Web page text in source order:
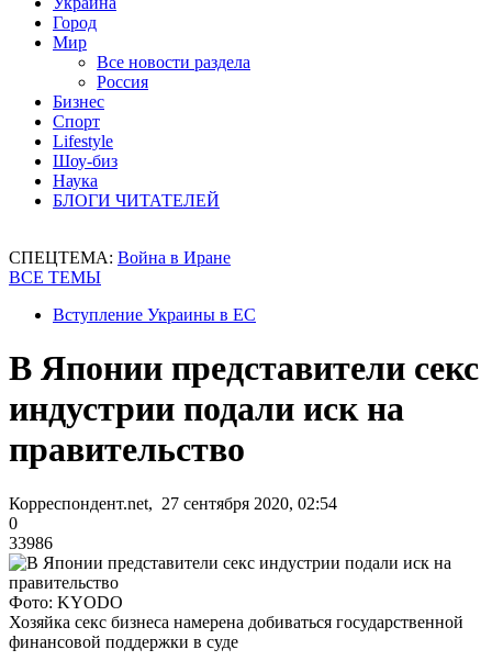
Город
Мир
Все новости раздела
Россия
Бизнес
Спорт
Lifestyle
Шоу-биз
Наука
БЛОГИ ЧИТАТЕЛЕЙ
СПЕЦТЕМА: Война в Иране
ВСЕ ТЕМЫ
Вступление Украины в ЕС
В Японии представители секс
индустрии подали иск на
правительство
Корреспондент.net, 27 сентября 2020, 02:54
0
33986
Фото: KYODO
Хозяйка секс бизнеса намерена добиваться государственной
финансовой поддержки в суде